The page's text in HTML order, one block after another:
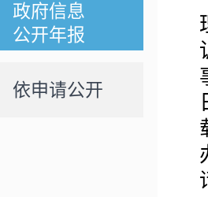
政府信息
公开年报
依申请公开